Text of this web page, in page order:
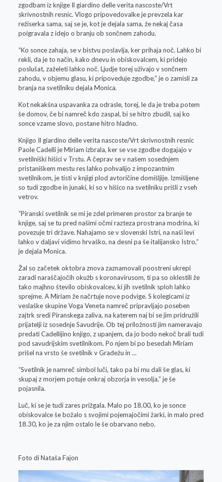
zgodbam iz knjige Il giardino delle verita nascoste/Vrt
skrivnostnih resnic. Vlogo pripovedovalke je prevzela kar
režiserka sama, saj se je, kot je dejala sama, že nekaj časa
poigravala z idejo o branju ob sončnem zahodu.
“Ko sonce zahaja, se v bistvu poslavlja, ker prihaja noč. Lahko bi
rekli, da je to način, kako dnevu in obiskovalcem, ki pridejo
poslušat, zaželeti lahko noč. Ljudje torej uživajo v sončnem
zahodu, v objemu glasu, ki pripoveduje zgodbe,” je o zamisli za
branja na svetilniku dejala Monica.
Kot nekakšna uspavanka za odrasle, torej, le da je treba potem
še domov, če bi namreč kdo zaspal, bi se hitro zbudil, saj ko
sonce vzame slovo, postane hitro hladno.
Knjigo Il giardino delle verita nascoste/Vrt skrivnostnih resnic
Paole Cadelli je Miriam izbrala, ker se vse zgodbe dogajajo v
svetilniški hišici v Trstu. A čeprav se v našem sosednjem
pristaniškem mestu res lahko pohvalijo z impozantnim
svetilnikom, je tisti v knjigi plod avtoričine domišljije. Izmišljene
so tudi zgodbe in junaki, ki so v hišico na svetilniku prišli z vseh
vetrov.
“Piranski svetilnik se mi je zdel primeren prostor za branje te
knjige, saj se tu pred našimi očmi razteza prostrana modrina, ki
povezuje tri države. Nahajamo se v slovenski Istri, na naši levi
lahko v daljavi vidimo hrvaško, na desni pa še italijansko Istro,”
je dejala Monica.
Žal so začetek oktobra znova zaznamovali poostreni ukrepi
zaradi naraščajočih okužb s koronavirusom, ti pa so oklestili že
tako majhno število obiskovalcev, ki jih svetilnik sploh lahko
sprejme. A Miriam že načrtuje nove podvige. S kolegicami iz
veslaške skupine Voga Veneta namreč pripravljajo poseben
zajtrk sredi Piranskega zaliva, na katerem naj bi se jim pridružili
prijatelji iz sosednje Savudrije. Ob tej priložnosti jim nameravajo
predati Cadellijino knjigo, z upanjem, da jo bodo nekoč brali tudi
pod savudrijskim svetilnikom. Po njem bi po besedah Miriam
prišel na vrsto še svetilnik v Gradežu in …
“Svetilnik je namreč simbol luči, tako pa bi mu dali še glas, ki
skupaj z morjem potuje onkraj obzorja in vesolja,” je še
pojasnila.
Luč, ki se je tudi zares prižgala. Malo po 18.00, ko je sonce
obiskovalce še božalo s svojimi pojemajočimi žarki, in malo pred
18.30, ko je za njim ostalo le še obarvano nebo.
Foto di Nataša Fajon